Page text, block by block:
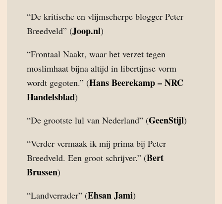
“De kritische en vlijmscherpe blogger Peter
Breedveld” (Joop.nl)
“Frontaal Naakt, waar het verzet tegen
moslimhaat bijna altijd in libertijnse vorm
wordt gegoten.” (Hans Beerekamp – NRC
Handelsblad)
“De grootste lul van Nederland” (GeenStijl)
“Verder vermaak ik mij prima bij Peter
Breedveld. Een groot schrijver.” (Bert
Brussen)
“Landverrader” (Ehsan Jami)